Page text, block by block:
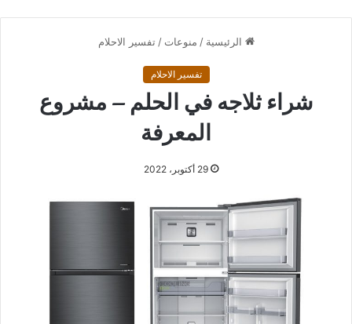
الرئيسية / منوعات / تفسير الاحلام
تفسير الاحلام
شراء ثلاجه في الحلم – مشروع
المعرفة
29 أكتوبر، 2022